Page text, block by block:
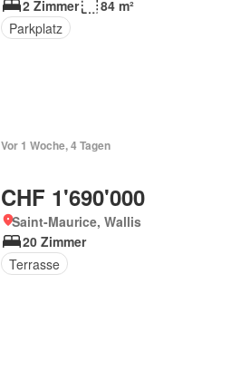
2 Zimmer
84 m²
Parkplatz
Vor 1 Woche, 4 Tagen
CHF 1'690'000
Saint-Maurice, Wallis
20 Zimmer
Terrasse